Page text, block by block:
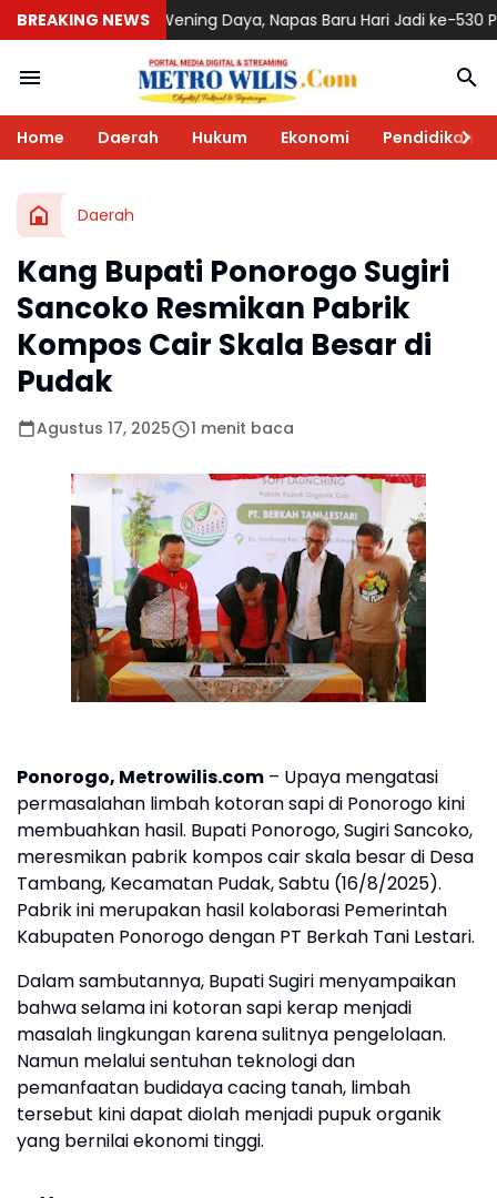
BREAKING NEWS
Daya, Napas Baru Hari Jadi ke-530 Ponorogo DPC PKB
Home Daerah Hukum Ekonomi Pendidikan
Daerah
Kang Bupati Ponorogo Sugiri
Sancoko Resmikan Pabrik
Kompos Cair Skala Besar di
Pudak
Agustus 17, 2025 1 menit baca
Ponorogo, Metrowilis.com – Upaya mengatasi
permasalahan limbah kotoran sapi di Ponorogo kini
membuahkan hasil. Bupati Ponorogo, Sugiri Sancoko,
meresmikan pabrik kompos cair skala besar di Desa
Tambang, Kecamatan Pudak, Sabtu (16/8/2025).
Pabrik ini merupakan hasil kolaborasi Pemerintah
Kabupaten Ponorogo dengan PT Berkah Tani Lestari.
Dalam sambutannya, Bupati Sugiri menyampaikan
bahwa selama ini kotoran sapi kerap menjadi
masalah lingkungan karena sulitnya pengelolaan.
Namun melalui sentuhan teknologi dan
pemanfaatan budidaya cacing tanah, limbah
tersebut kini dapat diolah menjadi pupuk organik
yang bernilai ekonomi tinggi.